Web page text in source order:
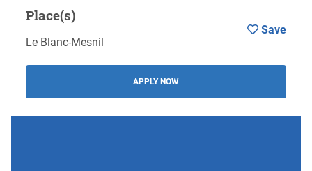
Place(s)
Le Blanc-Mesnil
APPLY NOW
Save